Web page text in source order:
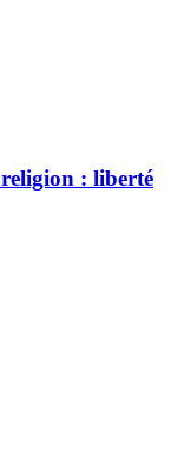
: liberté